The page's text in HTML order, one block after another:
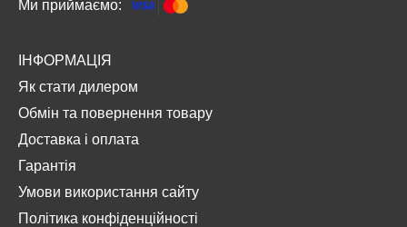
Ми приймаємо:
ІНФОРМАЦІЯ
Як стати дилером
Обмін та повернення товару
Доставка і оплата
Гарантія
Умови використання сайту
Політика конфіденційності